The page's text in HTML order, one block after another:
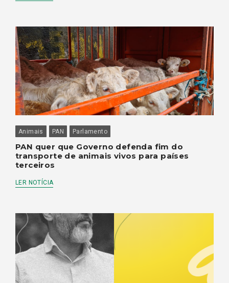
Animais PAN Parlamento
PAN quer que Governo defenda fim do
transporte de animais vivos para países
terceiros
LER NOTÍCIA